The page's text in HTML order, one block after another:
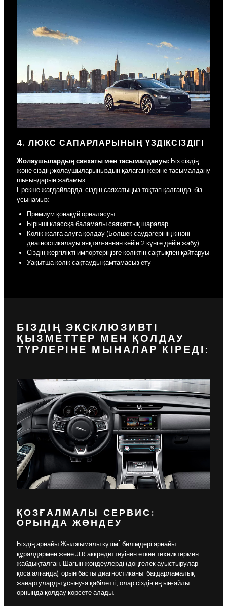
4. ЛЮКС САПАРЛАРЫНЫҢ ҮЗДІКСІЗДІГІ
Жолаушылардың саяхаты мен тасымалдануы: Біз сіздің
және сіздің жолаушыларыңыздың қалаған жеріне тасымалдану
шығындарын жабамыз.
Ерекше жағдайларда, сіздің саяхатыңыз тоқтап қалғанда, біз
ұсынамыз:
Премиум қонақүй орналасуы
Бірінші классқа баламалы саяхаттық шаралар
Көлік жалға алуға қолдау (Бөлшек саудагерінің кінәні
диагностикалауы аяқталғаннан кейін 2 күнге дейін жабу)
Сіздің жергілікті импортеріңізге көліктің сақтықпен қайтаруы
Уақытша көлік сақтауды қамтамасыз ету
БІЗДІҢ ЭКСКЛЮЗИВТІ
ҚЫЗМЕТТЕР МЕН ҚОЛДАУ
ТҮРЛЕРІНЕ МЫНАЛАР КІРЕДІ:
ҚОЗҒАЛМАЛЫ СЕРВИС:
ОРЫНДА ЖӨНДЕУ
Біздің арнайы Жылжымалы күтім* бөлімдері арнайы
құралдармен және JLR аккредиттеуінен өткен техниктермен
жабдықталған. Шағын жөндеулерді (дөңгелек ауыстырулар
қоса алғанда), орын басты диагностиканы, бағдарламалық
жаңартуларды ұсынуға қабілетті, олар сіздің ең ыңғайлы
орнында қолдау көрсете алады.